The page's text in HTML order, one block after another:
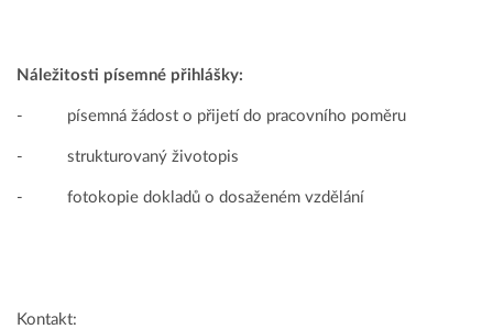
Náležitosti písemné přihlášky:
- písemná žádost o přijetí do pracovního poměru
- strukturovaný životopis
- fotokopie dokladů o dosaženém vzdělání
Kontakt: